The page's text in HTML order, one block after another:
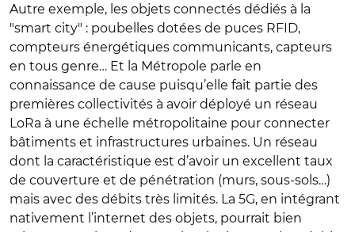
Autre exemple, les objets connectés dédiés à la
"smart city" : poubelles dotées de puces RFID,
compteurs énergétiques communicants, capteurs
en tous genre… Et la Métropole parle en
connaissance de cause puisqu’elle fait partie des
premières collectivités à avoir déployé un réseau
LoRa à une échelle métropolitaine pour connecter
bâtiments et infrastructures urbaines. Un réseau
dont la caractéristique est d’avoir un excellent taux
de couverture et de pénétration (murs, sous-sols…)
mais avec des débits très limités. La 5G, en intégrant
nativement l’internet des objets, pourrait bien